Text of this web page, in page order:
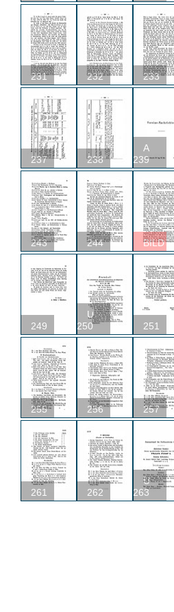
231 232 233
237 238
A
239
243 244 BILD
249
U
250
251
255 256 257
261 262
U
263